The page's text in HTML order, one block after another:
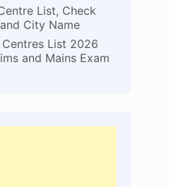
List, Check
City Name
Centres List 2026
and Mains Exam